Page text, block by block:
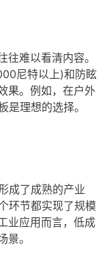
难以看清内容。
尼特以上)和防眩
果。例如，在户外
是理想的选择。
了成熟的产业
环节都实现了规模
业应用而言，低成
。